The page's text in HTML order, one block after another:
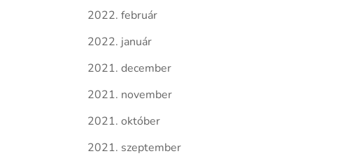
2022. február
2022. január
2021. december
2021. november
2021. október
2021. szeptember